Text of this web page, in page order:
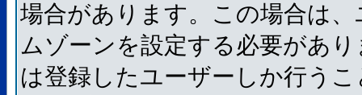
場合があります。この場合は
ムゾーンを設定する必要があ
は登録したユーザーしか行う